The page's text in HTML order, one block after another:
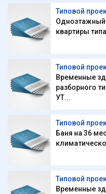
Типовой
квартиры
Типовой
Временные
разборного
УТ...
Типовой
Баня на 36
Типовой
Временные